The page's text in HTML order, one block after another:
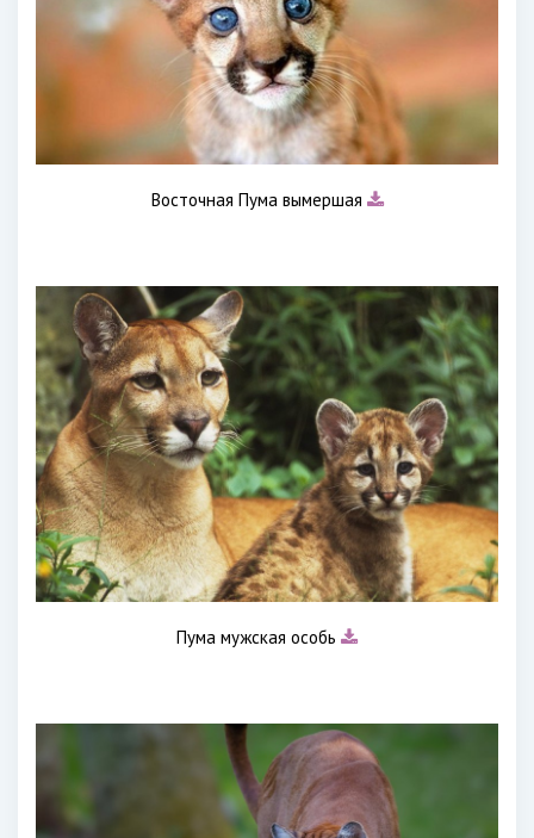
Восточная Пума вымершая
Пума мужская особь